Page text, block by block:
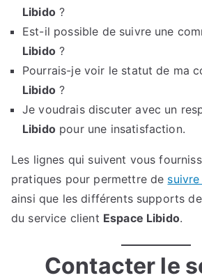
Libido?
Est-il possible de suivre une
Libido?
Pourrais-je voir le statut de ma
Libido?
Je voudrais discuter avec un
Libidopour une insatisfaction.
Les lignes qui suivent vous
pratiques pour permettre de
ainsi que les différents supports
du service client Espace Libido.
Contacter le